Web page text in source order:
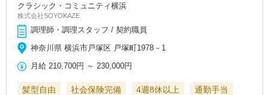
クラシック・コミュニティ横浜
株式会社SOYOKAZE
調理師・調理スタッフ / 契約職員
神奈川県 横浜市戸塚区 戸塚町1978－1
月給 210,700円 ～ 230,000円
髪型自由 社会保険完備 4週8休以上
通勤手当